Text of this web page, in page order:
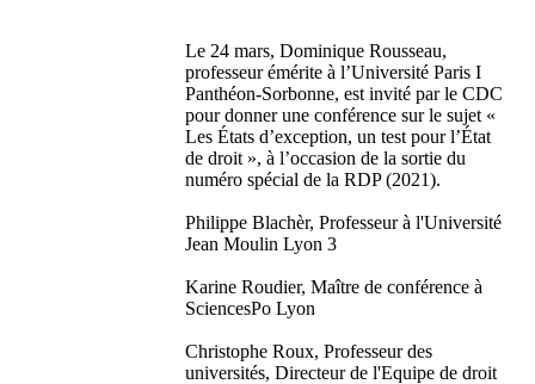
Le 24 mars, Dominique Rousseau,
professeur émérite à l’Université Paris I
Panthéon-Sorbonne, est invité par le CDC
pour donner une conférence sur le sujet «
Les États d’exception, un test pour l’État
de droit », à l’occasion de la sortie du
numéro spécial de la RDP (2021).
Philippe Blachèr, Professeur à l'Université
Jean Moulin Lyon 3
Karine Roudier, Maître de conférence à
SciencesPo Lyon
Christophe Roux, Professeur des
universités, Directeur de l'Equipe de droit